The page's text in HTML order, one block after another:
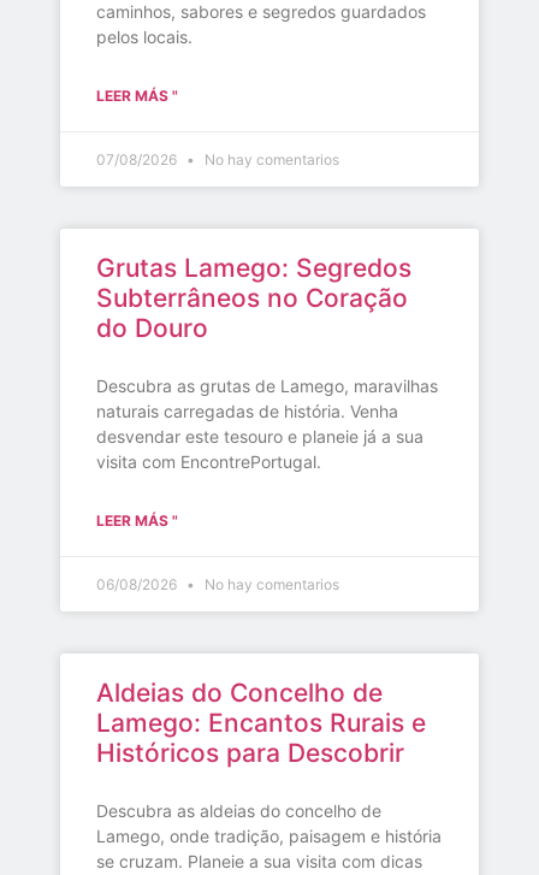
caminhos, sabores e segredos guardados
pelos locais.
LEER MÁS "
07/08/2026 No hay comentarios
Grutas Lamego: Segredos
Subterrâneos no Coração
do Douro
Descubra as grutas de Lamego, maravilhas
naturais carregadas de história. Venha
desvendar este tesouro e planeie já a sua
visita com EncontrePortugal.
LEER MÁS "
06/08/2026 No hay comentarios
Aldeias do Concelho de
Lamego: Encantos Rurais e
Históricos para Descobrir
Descubra as aldeias do concelho de
Lamego, onde tradição, paisagem e história
se cruzam. Planeie a sua visita com dicas